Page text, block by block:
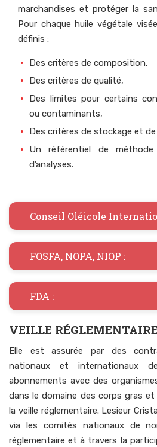
marchandises et protéger la
Pour chaque huile végétale
définis :
Des critères de composition,
Des critères de qualité,
Des limites pour certains
ou contaminants,
Des critères de stockage et
Un référentiel de méthode
d’analyses.
Conseil Oléicole
FOSFA, NOPA, NIOP :
FDA :
VEILLE
Elle est assurée par des
nationaux et internationaux
abonnements avec des
dans le domaine des corps gras
la veille réglementaire. Lesieur
via les comités nationaux de
réglementaire et à travers la